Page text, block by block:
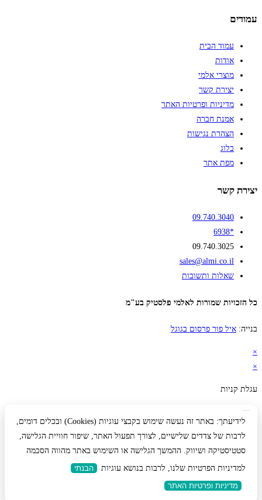
עמודים
עמוד הבית
אודות
מוצרי אלמי
יצירת קשר
מדיניות ופרטיות האתר
אמנת חברה
הצהרת נגישות
בלוג
מפת אתר
יצירת קשר
09.740.3040
*6938
09.740.3025
sales@almi.co.il
שאלות ותשובות
כל הזכויות שמורות לאלמי פלסטיק בע"מ
בנייה: איל פור פרסום בגוגל
×
×
עגלת קניות
לידיעתך: באתר זה נעשה שימוש בקבצי עוגיות (Cookies) ובכלים דומים,
לרבות של צדדים שלישיים, לצורך תפעול האתר, שיפור חוויית הגלישה,
סטטיסטיקה ושיווק. ההמשך הגלישה או השימוש באתר מהווה הסכמה
למדיניות הפרטיות שלנו, לרבות בנושא עוגיות
הבנתי
מדיניות ופרטיות האתר